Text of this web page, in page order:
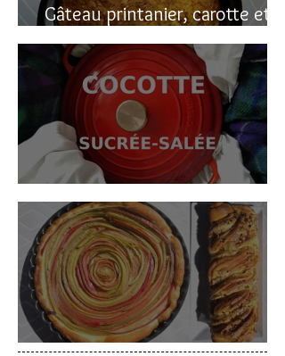
Gâteau printanier, carotte et
rhubarbe
Cocotte sucrée-salée